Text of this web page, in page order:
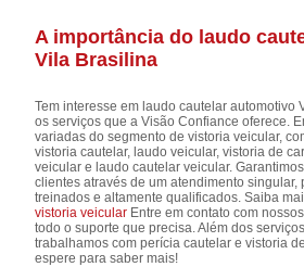
A importância do laudo
Vila Brasilina
Tem interesse em laudo cautelar automotivo
os serviços que a Visão Confiance oferece.
variadas do segmento de vistoria veicular,
vistoria cautelar, laudo veicular, vistoria de
veicular e laudo cautelar veicular.
clientes através de um atendimento
treinados e altamente qualificados. Saiba
vistoria veicular Entre em contato com
todo o suporte que precisa. Além dos
trabalhamos com perícia cautelar e vistoria
espere para saber mais!